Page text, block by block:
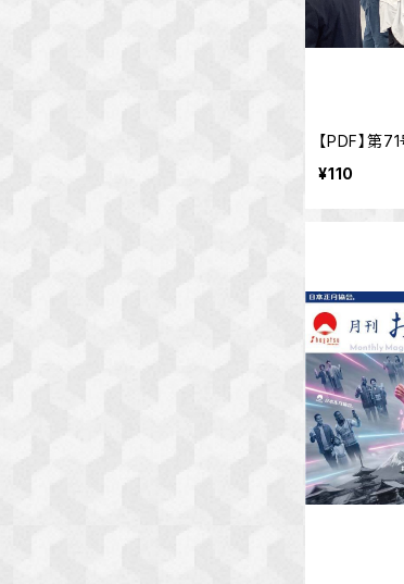
【PDF】第
¥110